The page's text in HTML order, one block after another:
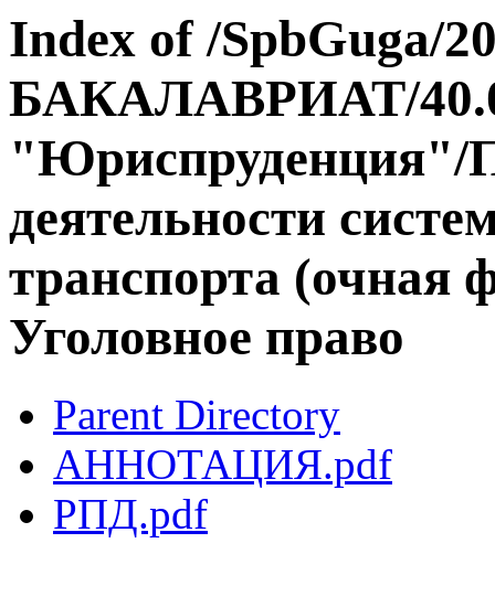
Index of /SpbGuga/
БАКАЛАВРИАТ/
"Юриспруденция"/
деятельности
транспорта (очная
Уголовное право
Parent Directory
АННОТАЦИЯ.pdf
РПД.pdf